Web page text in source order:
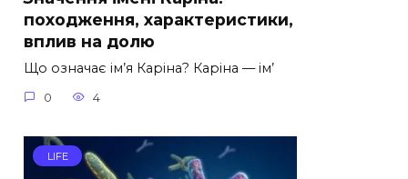
походження, характеристики,
вплив на долю
Що означає ім’я Каріна? Каріна — ім’
0 4
LIFE